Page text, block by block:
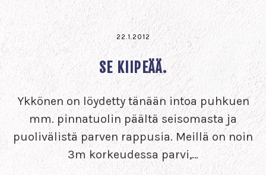
22.1.2012
SE KIIPEÄÄ.
Ykkönen on löydetty tänään intoa puhkuen
mm. pinnatuolin päältä seisomasta ja
puolivälistä parven rappusia. Meillä on noin
3m korkeudessa parvi,…